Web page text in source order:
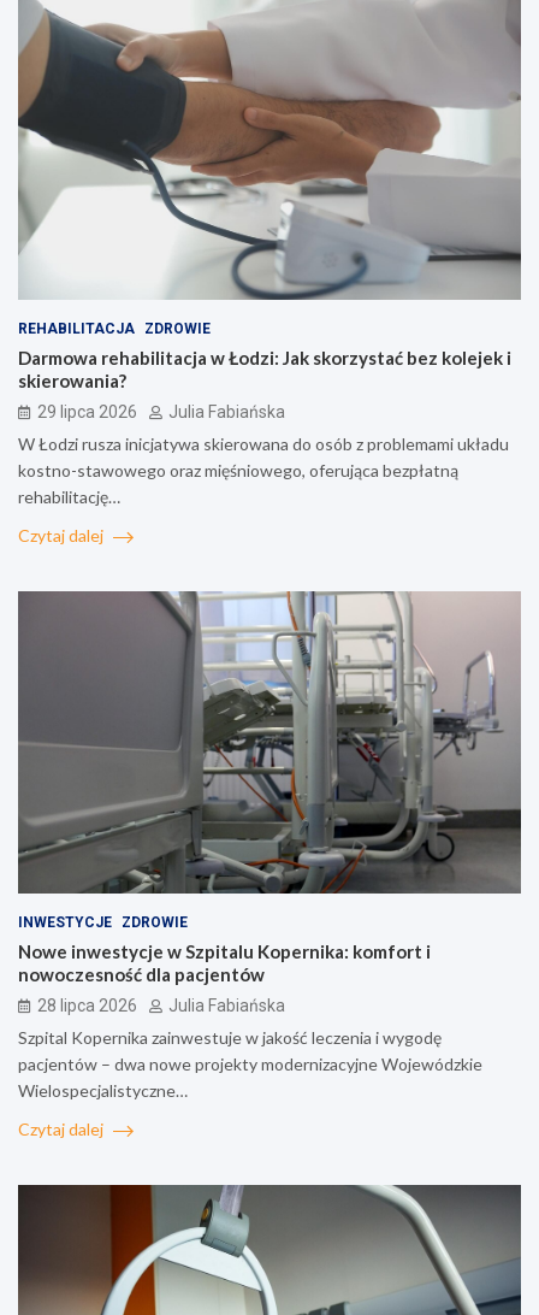
REHABILITACJA ZDROWIE
Darmowa rehabilitacja w Łodzi: Jak skorzystać bez kolejek i
skierowania?
29 lipca 2026 Julia Fabiańska
W Łodzi rusza inicjatywa skierowana do osób z problemami układu
kostno-stawowego oraz mięśniowego, oferująca bezpłatną
rehabilitację…
Czytaj dalej
INWESTYCJE ZDROWIE
Nowe inwestycje w Szpitalu Kopernika: komfort i
nowoczesność dla pacjentów
28 lipca 2026 Julia Fabiańska
Szpital Kopernika zainwestuje w jakość leczenia i wygodę
pacjentów – dwa nowe projekty modernizacyjne Wojewódzkie
Wielospecjalistyczne…
Czytaj dalej